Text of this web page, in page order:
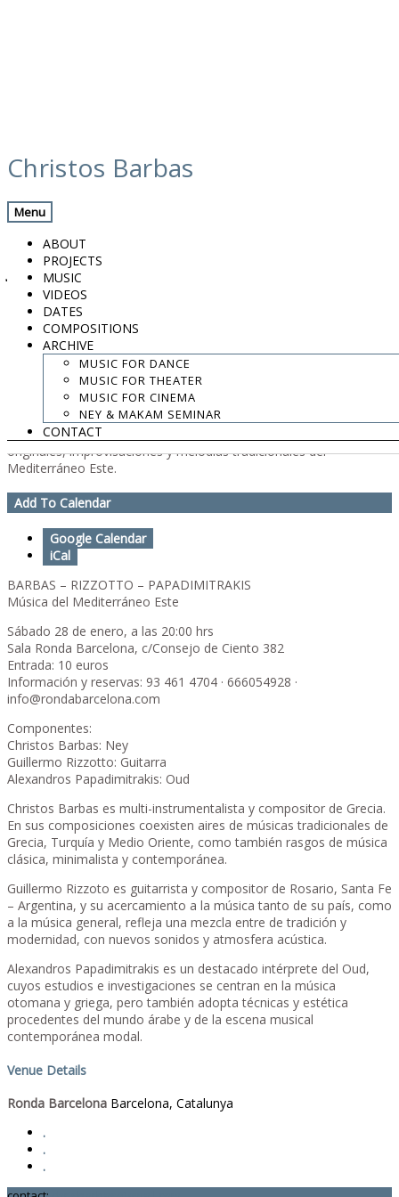
to
content
Christos Barbas
Menu
ABOUT
PROJECTS
MUSIC
VIDEOS
DATES
COMPOSITIONS
ARCHIVE
MUSIC FOR DANCE
MUSIC FOR THEATER
MUSIC FOR CINEMA
NEY & MAKAM SEMINAR
CONTACT
calendar
Trio Barbas – Rizzotto – Papadimitrakis
January 28, 2017
Barcelona, Catalunya
Ronda Barcelona
8:00 PM
Una nueva colaboración entre Christos Barbas, Guillermo Rizzotto
y Alexandros Papadimitrakis, interpretando composiciones
originales, improvisaciones y melodías tradicionales del
Mediterráneo Este.
Add To Calendar
Google Calendar
iCal
BARBAS – RIZZOTTO – PAPADIMITRAKIS
Música del Mediterráneo Este
Sábado 28 de enero, a las 20:00 hrs
Sala Ronda Barcelona, c/Consejo de Ciento 382
Entrada: 10 euros
Información y reservas: 93 461 4704 · 666054928 ·
info@rondabarcelona.com
Componentes:
Christos Barbas: Ney
Guillermo Rizzotto: Guitarra
Alexandros Papadimitrakis: Oud
Christos Barbas es multi-instrumentalista y compositor de Grecia.
En sus composiciones coexisten aires de músicas tradicionales de
Grecia, Turquía y Medio Oriente, como también rasgos de música
clásica, minimalista y contemporánea.
Guillermo Rizzoto es guitarrista y compositor de Rosario, Santa Fe
– Argentina, y su acercamiento a la música tanto de su país, como
a la música general, refleja una mezcla entre de tradición y
modernidad, con nuevos sonidos y atmosfera acústica.
Alexandros Papadimitrakis es un destacado intérprete del Oud,
cuyos estudios e investigaciones se centran en la música
otomana y griega, pero también adopta técnicas y estética
procedentes del mundo árabe y de la escena musical
contemporánea modal.
Venue Details
Ronda Barcelona Barcelona, Catalunya
.
.
.